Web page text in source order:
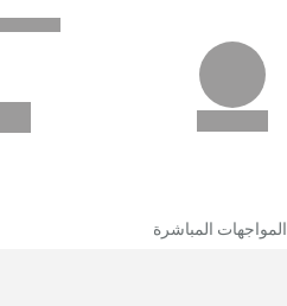
المواجهات المباشرة